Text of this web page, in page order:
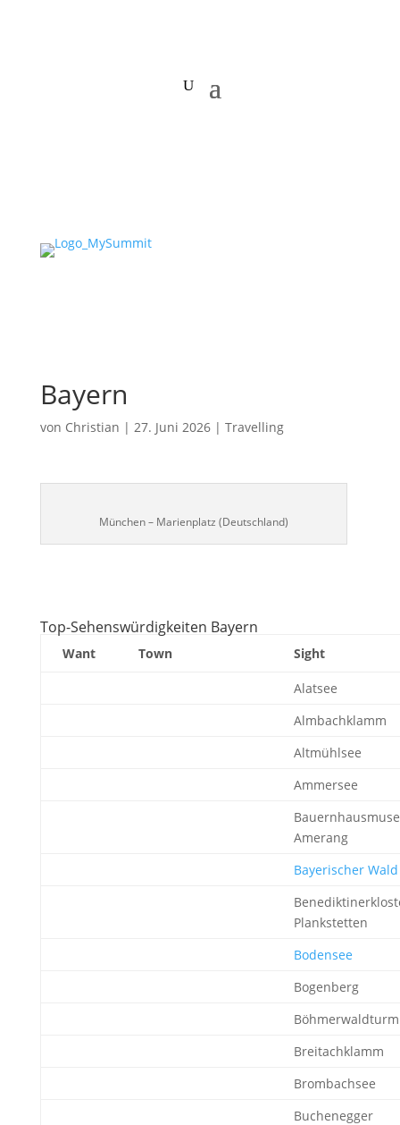
Bayern
von Christian | 27. Juni 2026| Travelling
München – Marienplatz (Deutschland)
Top-Sehenswürdigkeiten Bayern
Want Town Sight
Alatsee
Almbachklamm
Altmühlsee
Ammersee
Amerang
Bayerischer Wald
Plankstetten
Bodensee
Bogenberg
Böhmerwaldturm
Breitachklamm
Brombachsee
Buchenegger